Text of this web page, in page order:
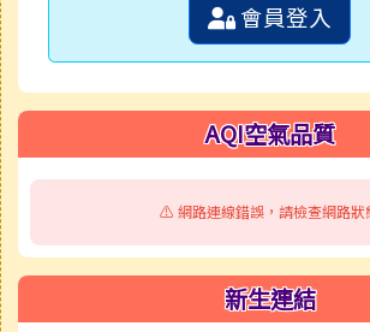
會員登入
AQI空氣品質
⚠️ 網路連線錯誤，請檢查網路狀
新生連結